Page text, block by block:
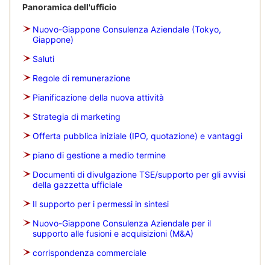
Panoramica dell'ufficio
Nuovo-Giappone Consulenza Aziendale (Tokyo,
Giappone)
Saluti
Regole di remunerazione
Pianificazione della nuova attività
Strategia di marketing
Offerta pubblica iniziale (IPO, quotazione) e vantaggi
piano di gestione a medio termine
Documenti di divulgazione TSE/supporto per gli avvisi
della gazzetta ufficiale
Il supporto per i permessi in sintesi
Nuovo-Giappone Consulenza Aziendale per il
supporto alle fusioni e acquisizioni (M&A)
corrispondenza commerciale